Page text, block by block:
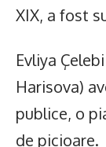
XIX, a fost
Evliya
Harisova)
publice, o
de picioare.